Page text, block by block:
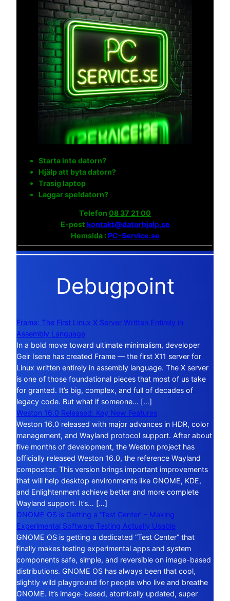
Starta inte datorn?
Hjälp att byta datorn?
Trasig laptop
Laggar speldatorn?
Telefon 08 37 21 00
E-post kontakt@datorhjalp.se
Hemsida :PC-Service.se
Debugpoint
Frame: The First Linux X Server Written Entirely in
Assembly Language
In a bold move toward ultimate minimalism, developer
Geir Isene has created Frame — the first X11 server for
Linux written entirely in assembly language. The X server
is one of those foundational pieces that most of us take
for granted. It’s big, complex, and full of decades of
legacy code. But what if someone… […]
Weston 16.0 Released: Key New Features
Weston 16.0 released with major advances in HDR, color
management, and Wayland protocol support. After about
five months of development, the Weston project has
officially released Weston 16.0, the reference Wayland
compositor. This version brings important improvements
that will help desktop environments like GNOME, KDE,
and Enlightenment achieve better and more complete
Wayland support. It’s… […]
GNOME OS is Getting a ‘Test Center’ – Making
Experimental Software Testing Actually Usable
GNOME OS is getting a dedicated “Test Center” that
finally makes testing experimental apps and system
components safe, simple, and reversible on image-based
distributions. GNOME OS has always been that cool,
slightly wild playground for people who live and breathe
GNOME. It’s image-based, atomically updated, super